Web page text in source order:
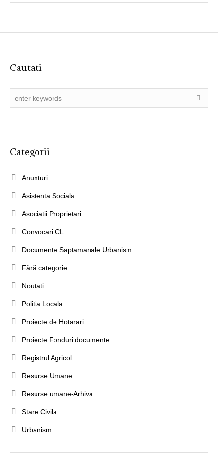
Cautati
Categorii
Anunturi
Asistenta Sociala
Asociatii Proprietari
Convocari CL
Documente Saptamanale Urbanism
Fără categorie
Noutati
Politia Locala
Proiecte de Hotarari
Proiecte Fonduri documente
Registrul Agricol
Resurse Umane
Resurse umane-Arhiva
Stare Civila
Urbanism